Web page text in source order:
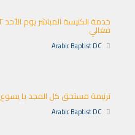
فغالي
Arabic Baptist DC
ترنيمة مستحق كل المجد يا يسوع
Arabic Baptist DC